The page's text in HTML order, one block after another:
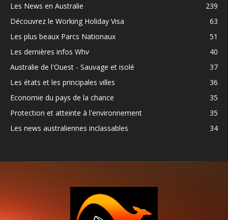
Les News en Australie
239
Découvrez le Working Holiday Visa
63
Les plus beaux Parcs Nationaux
51
Les dernières infos Whv
40
Australie de l'Ouest - Sauvage et isolé
37
Les états et les principales villes
36
Economie du pays de la chance
35
Protection et atteinte à l'environnement
35
Les news australiennes inclassables
34